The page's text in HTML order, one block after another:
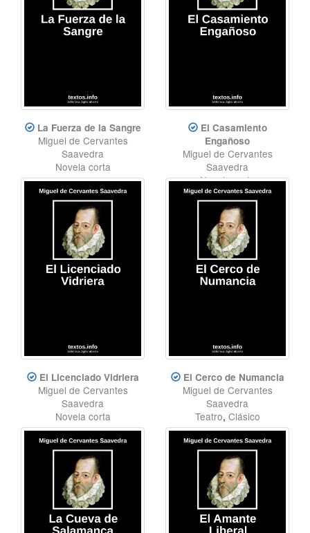
La Fuerza de la Sangre
Miguel de Cervantes
Saavedra
Novela corta
El Casamiento
Engañoso
Miguel de Cervantes
Saavedra
Novela corta
El Licenciado Vidriera
Miguel de Cervantes
Saavedra
Novela corta
El Cerco de Numancia
Miguel de Cervantes
Saavedra
Teatro, Clásico